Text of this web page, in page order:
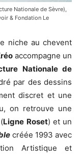
Nationale de Sèvre),
& Fondation Le
niche au chevent
accompagne un
Nationale de
par des dessins
discret et une
on retrouve une
(Ligne Roset) et un
créée 1993 avec
Artistique et